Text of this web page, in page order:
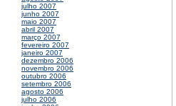
julho 2007
junho 2007
maio 2007
abril 2007
março 2007
fevereiro 2007
janeiro 2007
dezembro 2006
novembro 2006
outubro 2006
setembro 2006
agosto 2006
julho 2006